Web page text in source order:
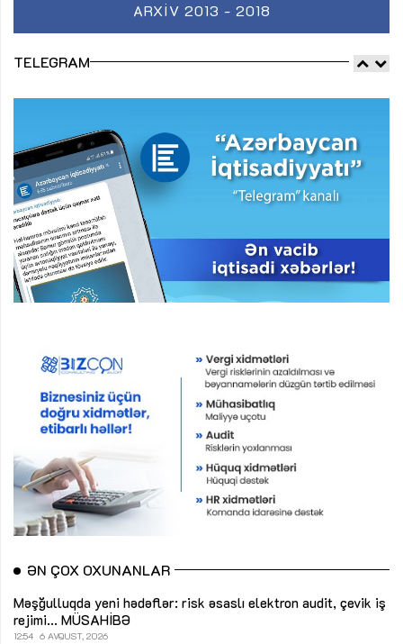
ARXIV 2013 - 2018
TELEGRAM
ƏN ÇOX OXUNANLAR
Məşğulluqda yeni hədəflər: risk əsaslı elektron audit, çevik iş
rejimi... MÜSAHİBƏ
12:54 6 AVQUST, 2026